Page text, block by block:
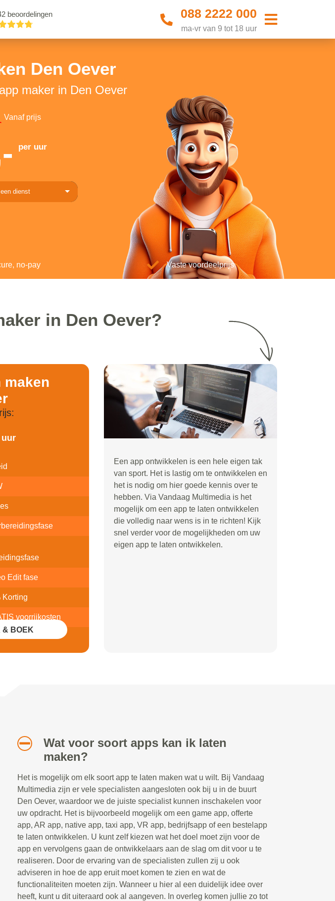
beoordelingen 088 2222 000
ma-vr van 9 tot 18 uur
Den Oever
maker in Den Oever
Vanaf prijs
per uur
dienst
no-pay Vaste voordeelprijs
in Den Oever?
maken
uur
Edit fase
Korting
voorrijkosten
& BOEK
Een app ontwikkelen is een hele eigen tak
van sport. Het is lastig om te ontwikkelen en
het is nodig om hier goede kennis over te
hebben. Via Vandaag Multimedia is het
mogelijk om een app te laten ontwikkelen
die volledig naar wens is in te richten! Kijk
snel verder voor de mogelijkheden om uw
eigen app te laten ontwikkelen.
Wat voor soort apps kan ik laten
maken?
Het is mogelijk om elk soort app te laten maken wat u wilt. Bij Vandaag
Multimedia zijn er vele specialisten aangesloten ook bij u in de buurt
Den Oever, waardoor we de juiste specialist kunnen inschakelen voor
uw opdracht. Het is bijvoorbeeld mogelijk om een game app, offerte
app, AR app, native app, taxi app, VR app, bedrijfsapp of een bestelapp
te laten ontwikkelen. U kunt zelf kiezen wat het doel moet zijn voor de
app en vervolgens gaan de ontwikkelaars aan de slag om dit voor u te
realiseren. Door de ervaring van de specialisten zullen zij u ook
adviseren in hoe de app eruit moet komen te zien en wat de
functionaliteiten moeten zijn. Wanneer u hier al een duidelijk idee over
heeft, kunt u dit uiteraard ook al aangeven. In overleg komen jullie zo tot